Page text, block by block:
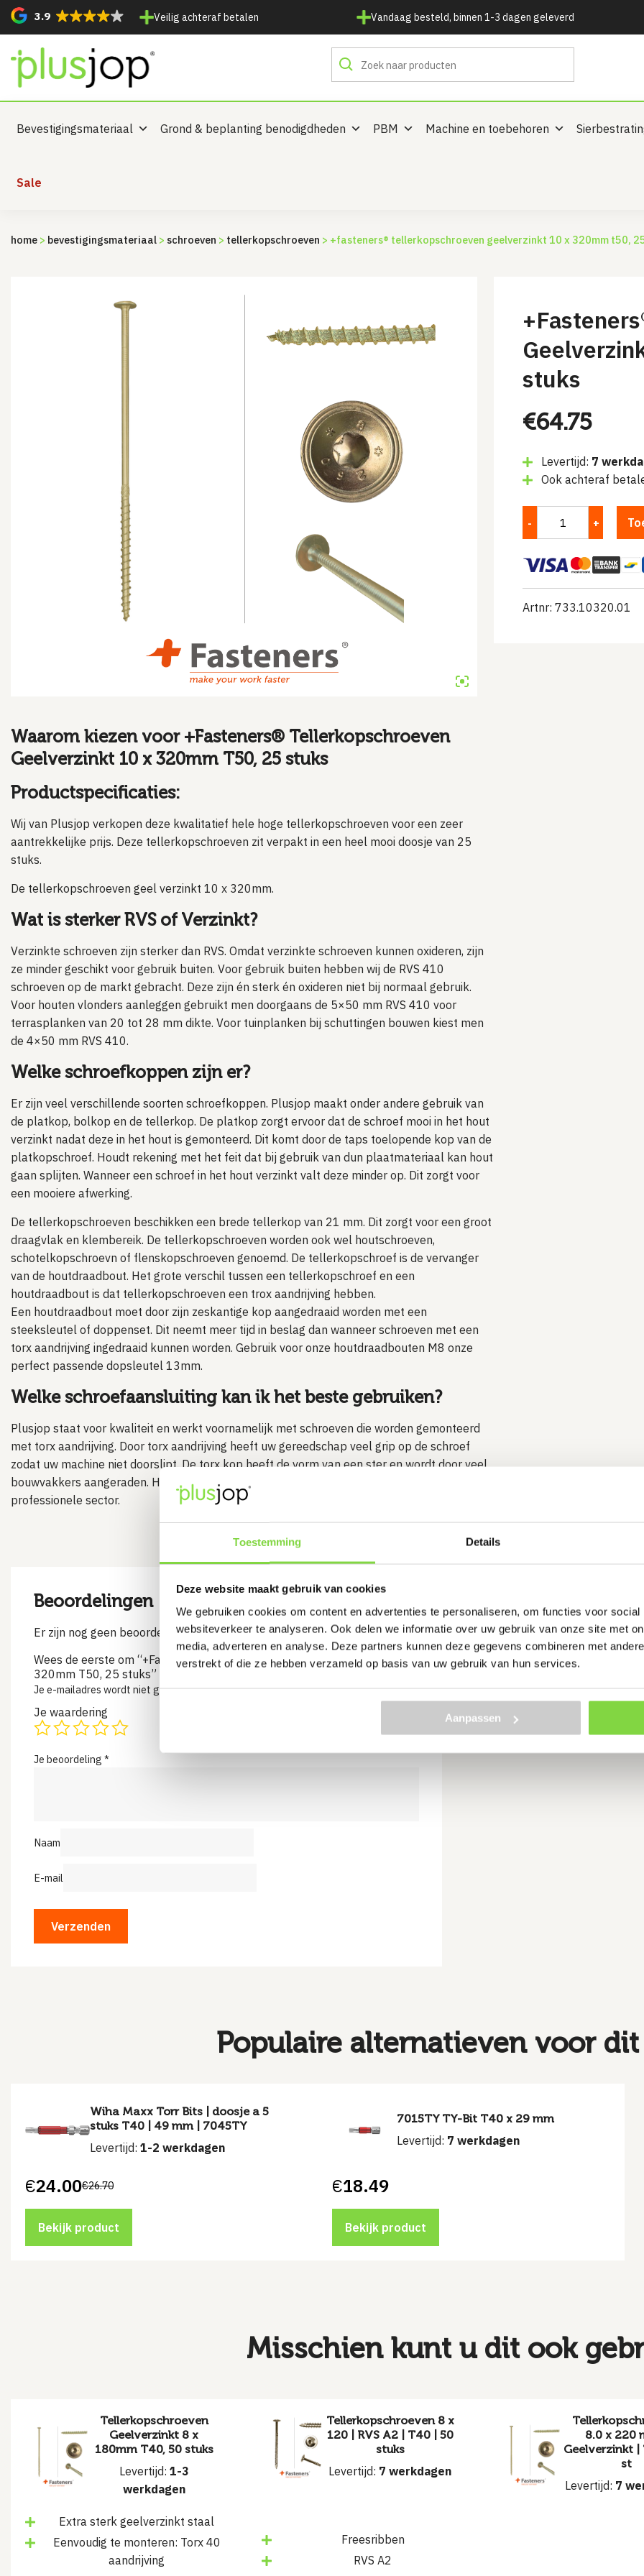
Toestemming Details
Deze website maakt gebruik van cookies
We gebruiken cookies om content en advertenties te personaliseren, om functies voor
websiteverkeer te analyseren. Ook delen we informatie over uw gebruik van onze site met
media, adverteren en analyse. Deze partners kunnen deze gegevens combineren met
verstrekt of die ze hebben verzameld op basis van uw gebruik van hun services.
Aanpassen
3.9 Veilig achteraf betalen Vandaag besteld, binnen 1-3 dagen geleverd
Bevestigingsmateriaal Grond & beplanting benodigdheden PBM Machine en toebehoren
Sale
home > bevestigingsmateriaal > schroeven > tellerkopschroeven > +fasteners® tellerkopschroeven geelverzinkt 10 x 320mm t50,
stuks
€64.75
Levertijd: 7
Ook achteraf
Artnr: 733.10320.01
Waarom kiezen voor +Fasteners® Tellerkopschroeven
Geelverzinkt 10 x 320mm T50, 25 stuks
Productspecificaties:
Wij van Plusjop verkopen deze kwalitatief hele hoge tellerkopschroeven voor een zeer
aantrekkelijke prijs. Deze tellerkopschroeven zit verpakt in een heel mooi doosje van 25
stuks.
De tellerkopschroeven geel verzinkt 10 x 320mm.
Wat is sterker RVS of Verzinkt?
Verzinkte schroeven zijn sterker dan RVS. Omdat verzinkte schroeven kunnen oxideren, zijn
ze minder geschikt voor gebruik buiten. Voor gebruik buiten hebben wij de RVS 410
schroeven op de markt gebracht. Deze zijn én sterk én oxideren niet bij normaal gebruik.
Voor houten vlonders aanleggen gebruikt men doorgaans de 5×50 mm RVS 410 voor
terrasplanken van 20 tot 28 mm dikte. Voor tuinplanken bij schuttingen bouwen kiest men
de 4×50 mm RVS 410.
Welke schroefkoppen zijn er?
Er zijn veel verschillende soorten schroefkoppen. Plusjop maakt onder andere gebruik van
de platkop, bolkop en de tellerkop. De platkop zorgt ervoor dat de schroef mooi in het hout
verzinkt nadat deze in het hout is gemonteerd. Dit komt door de taps toelopende kop van de
platkopschroef. Houdt rekening met het feit dat bij gebruik van dun plaatmateriaal kan hout
gaan splijten. Wanneer een schroef in het hout verzinkt valt deze minder op. Dit zorgt voor
een mooiere afwerking.
De tellerkopschroeven beschikken een brede tellerkop van 21 mm. Dit zorgt voor een groot
draagvlak en klembereik. De tellerkopschroeven worden ook wel houtschroeven,
schotelkopschroevn of flenskopschroeven genoemd. De tellerkopschroef is de vervanger
van de houtdraadbout. Het grote verschil tussen een tellerkopschroef en een
houtdraadbout is dat tellerkopschroeven een trox aandrijving hebben.
Een houtdraadbout moet door zijn zeskantige kop aangedraaid worden met een
steeksleutel of doppenset. Dit neemt meer tijd in beslag dan wanneer schroeven met een
torx aandrijving ingedraaid kunnen worden. Gebruik voor onze houtdraadbouten M8 onze
perfect passende dopsleutel 13mm.
Welke schroefaansluiting kan ik het beste gebruiken?
Plusjop staat voor kwaliteit en werkt voornamelijk met schroeven die worden gemonteerd
met torx aandrijving. Door torx aandrijving heeft uw gereedschap veel grip op de schroef
zodat uw machine niet doorslipt. De torx kop heeft de vorm van een ster en wordt door veel
bouwvakkers aangeraden. Het is niet voor niets de meest gebruikte schroefaansluiting in de
professionele sector.
Beoordelingen
Er zijn nog geen beoordelingen
Wees de eerste om “+Fasteners® Tellerkopschroeven Geelverzinkt 10 x
320mm T50, 25 stuks” te beoordelen
Je e-mailadres wordt niet gepubliceerd.Vereiste velden zijn gemarkeerd met*
Je waardering
Je beoordeling *
Naam
E-mail
Populaire alternatieven voor
Wiha Maxx Torr Bits | doosje a 5
stuks T40 | 49 mm | 7045TY
Levertijd: 1-2 werkdagen
€26.70
Oorspronkelijke
was:
€26.70.
€24.00
Huidige
is:
€24.00.
Bekijk product
7015TY TY-Bit T40 x 29 mm
Levertijd: 7 werkdagen
€18.49
Bekijk product
Misschien kunt u dit ook
Tellerkopschroeven
Geelverzinkt 8 x
180mm T40, 50 stuks
Levertijd: 1-3
werkdagen
Extra sterk geelverzinkt staal
Eenvoudig te monteren: Torx 40
aandrijving
Tellerkopschroeven 8 x
120 | RVS A2 | T40 | 50
stuks
Levertijd: 7 werkdagen
Freesribben
RVS A2
8.0 x 220
Geelverzinkt |
st
Levertijd: 7